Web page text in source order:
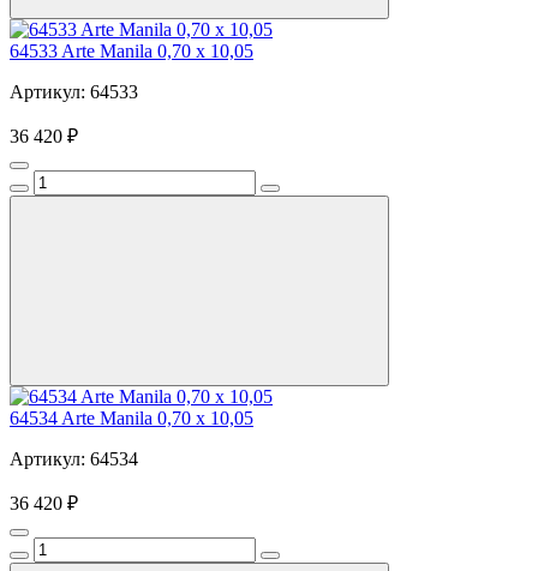
64533 Arte Manila 0,70 х 10,05
Артикул: 64533
36 420 ₽
64534 Arte Manila 0,70 х 10,05
Артикул: 64534
36 420 ₽